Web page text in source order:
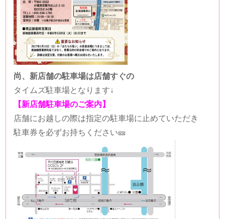
尚、新店舗の駐車場は店舗すぐの
タイムズ駐車場となります↓
【新店舗駐車場のご案内】
店舗にお越しの際は指定の駐車場に止めていただき
駐車券を必ずお持ちください🎫